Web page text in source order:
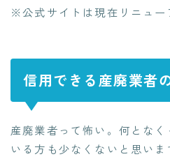
※公式サイトは現在リニュー
信用できる産廃業者
産廃業者って怖い。何とな
いる方も少なくないと思いま